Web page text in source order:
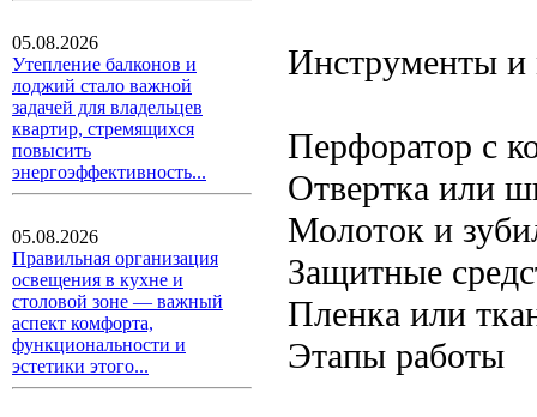
05.08.2026
Утепление балконов и
лоджий стало важной
задачей для владельцев
квартир, стремящихся
повысить
энергоэффективность...
05.08.2026
Правильная организация
освещения в кухне и
столовой зоне — важный
аспект комфорта,
функциональности и
эстетики этого...
Инструменты и
Перфоратор с
Отвертка или
Молоток и
Защитные
Пленка или
Этапы работы